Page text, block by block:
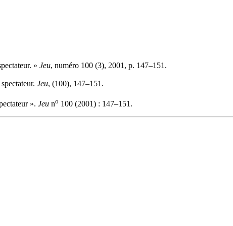
» Jeu, numéro 100 (3), 2001, p. 147–151.
Jeu, (100), 147–151.
». Jeu no 100 (2001) : 147–151.